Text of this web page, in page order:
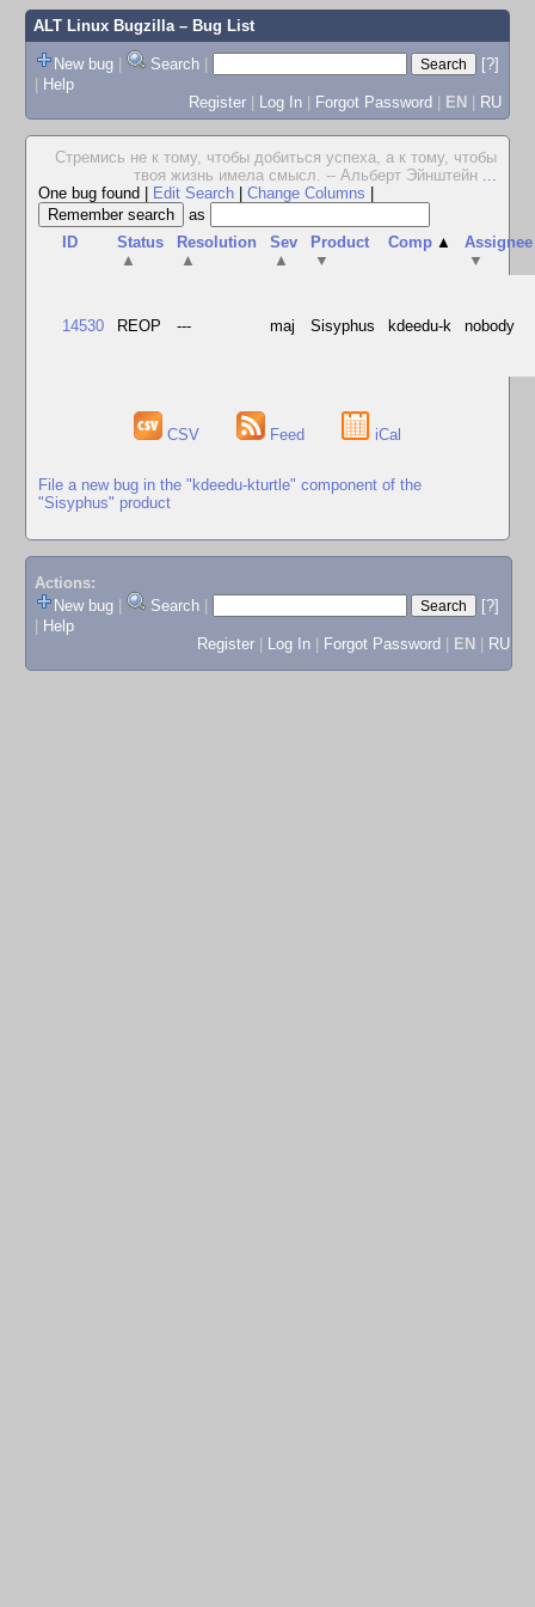
ALT Linux Bugzilla– Bug List
New bug | Search |
[?]
| Help
Register | Log In | Forgot Password | EN | RU
Стремись не к тому, чтобы добиться успеха, а к тому, чтобы
твоя жизнь имела смысл. -- Альберт Эйнштейн ...
One bug found
Edit Search Change Columns
as
ID
Status
▲
Resolution
▲
Sev
▲
Product
▼
Comp ▲
Assignee
▼
14530 REOP --- maj Sisyphus kdeedu-k nobody
CSV Feed iCal
File a new bug in the "kdeedu-kturtle" component of the
"Sisyphus" product
Actions:
New bug
Search
[?]
Help
Register
Log In Forgot Password EN RU